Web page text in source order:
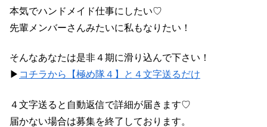
本気でハンドメイド仕事にしたい♡
先輩メンバーさんみたいに私もなりたい！
そんなあなたは是非４期に滑り込んで下さい！
▶ コチラから【極め隊４】と４文字送るだけ
４文字送ると自動返信で詳細が届きます♡
届かない場合は募集を終了しております。